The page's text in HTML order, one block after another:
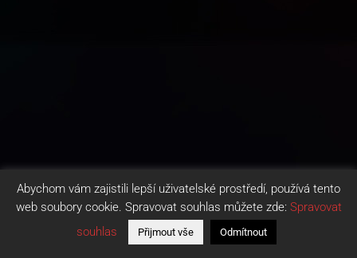
Abychom vám zajistili lepší uživatelské prostředí, používá tento
web soubory cookie. Spravovat souhlas můžete zde: Spravovat
souhlas
Přijmout vše Odmítnout